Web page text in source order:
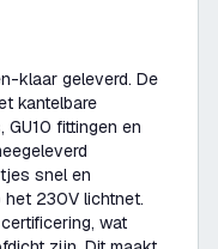
klaar geleverd. De
kantelbare
GU10 fittingen en
snel en
230V lichtnet.
wat